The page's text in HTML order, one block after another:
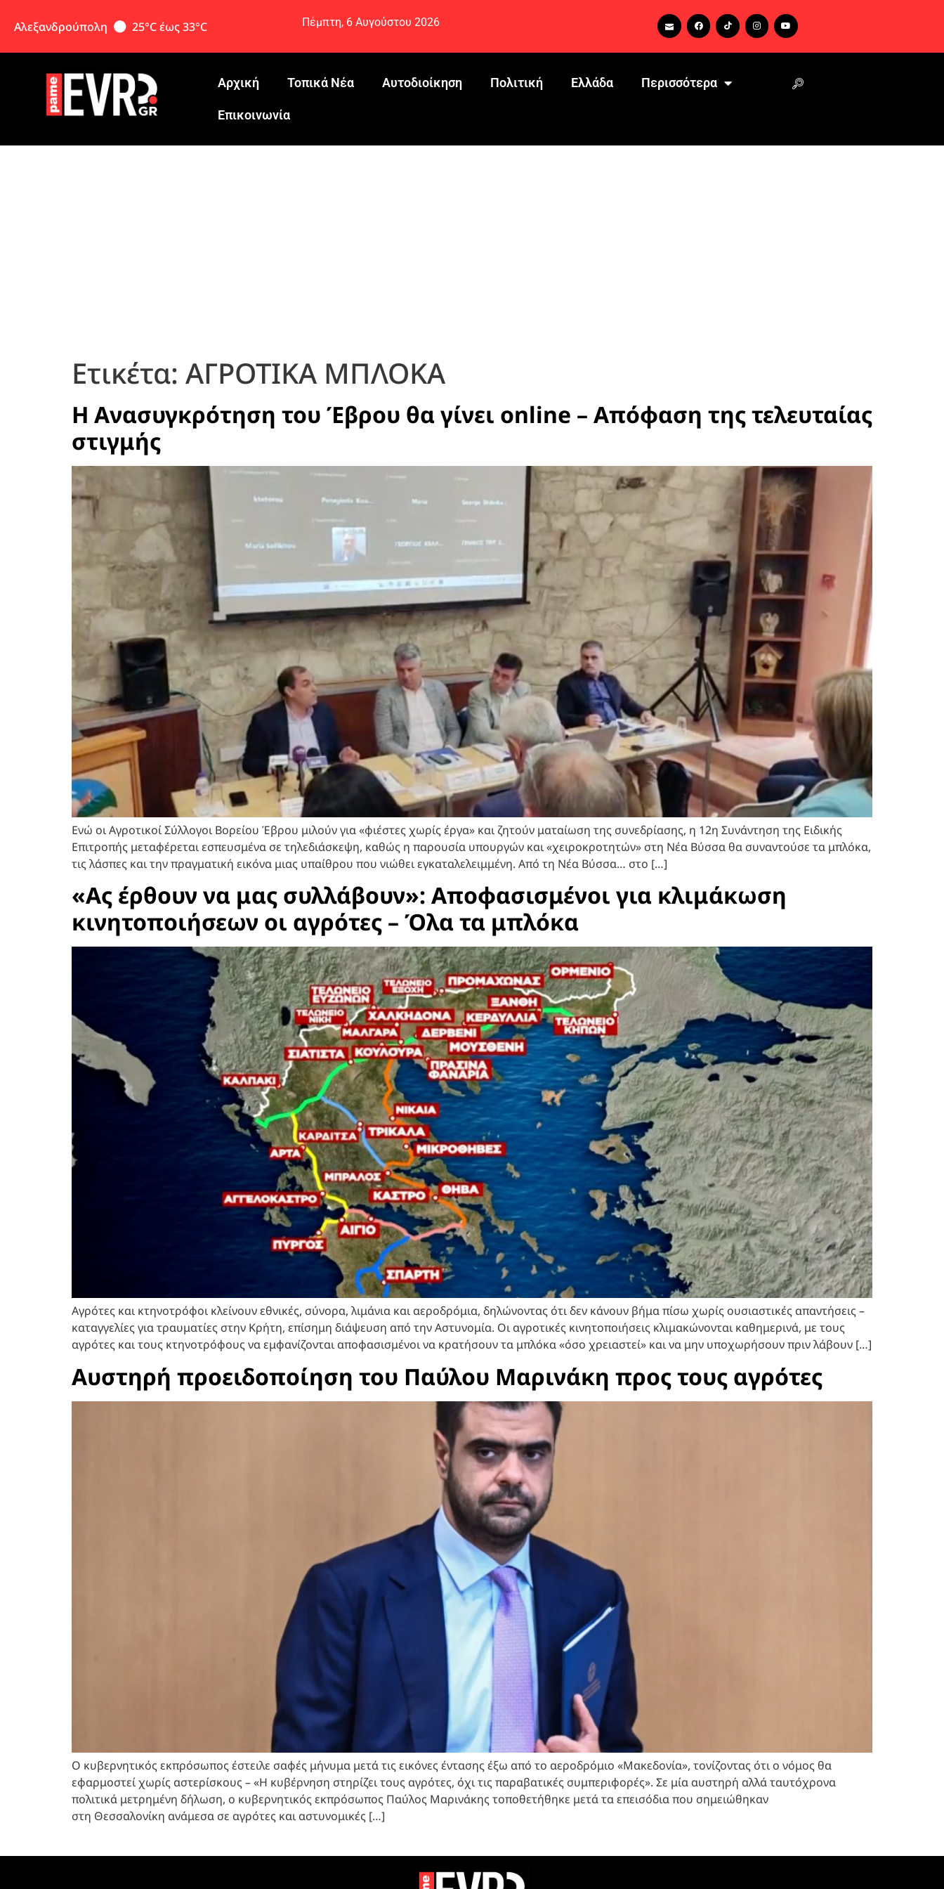
Αλεξανδρούπολη 25°C έως 33°C Πέμπτη, 6 Αυγούστου 2026
Αρχική Τοπικά Νέα Αυτοδιοίκηση Πολιτική Ελλάδα Περισσότερα
Eπικοινωνία
Ετικέτα: ΑΓΡΟΤΙΚΑ ΜΠΛΟΚΑ
Η Ανασυγκρότηση του Έβρου θα γίνει online – Απόφαση της τελευταίας
στιγμής
Ενώ οι Αγροτικοί Σύλλογοι Βορείου Έβρου μιλούν για «φιέστες χωρίς έργα» και ζητούν ματαίωση της συνεδρίασης, η 12η Συνάντηση της Ειδικής
Επιτροπής μεταφέρεται εσπευσμένα σε τηλεδιάσκεψη, καθώς η παρουσία υπουργών και «χειροκροτητών» στη Νέα Βύσσα θα συναντούσε τα μπλόκα,
τις λάσπες και την πραγματική εικόνα μιας υπαίθρου που νιώθει εγκαταλελειμμένη. Από τη Νέα Βύσσα… στο […]
«Ας έρθουν να μας συλλάβουν»: Αποφασισμένοι για κλιμάκωση
κινητοποιήσεων οι αγρότες – Όλα τα μπλόκα
Αγρότες και κτηνοτρόφοι κλείνουν εθνικές, σύνορα, λιμάνια και αεροδρόμια, δηλώνοντας ότι δεν κάνουν βήμα πίσω χωρίς ουσιαστικές απαντήσεις –
καταγγελίες για τραυματίες στην Κρήτη, επίσημη διάψευση από την Αστυνομία. Οι αγροτικές κινητοποιήσεις κλιμακώνονται καθημερινά, με τους
αγρότες και τους κτηνοτρόφους να εμφανίζονται αποφασισμένοι να κρατήσουν τα μπλόκα «όσο χρειαστεί» και να μην υποχωρήσουν πριν λάβουν […]
Αυστηρή προειδοποίηση του Παύλου Μαρινάκη προς τους αγρότες
Ο κυβερνητικός εκπρόσωπος έστειλε σαφές μήνυμα μετά τις εικόνες έντασης έξω από το αεροδρόμιο «Μακεδονία», τονίζοντας ότι ο νόμος θα
εφαρμοστεί χωρίς αστερίσκους – «Η κυβέρνηση στηρίζει τους αγρότες, όχι τις παραβατικές συμπεριφορές». Σε μία αυστηρή αλλά ταυτόχρονα
πολιτικά μετρημένη δήλωση, ο κυβερνητικός εκπρόσωπος Παύλος Μαρινάκης τοποθετήθηκε μετά τα επεισόδια που σημειώθηκαν
στη Θεσσαλονίκη ανάμεσα σε αγρότες και αστυνομικές […]